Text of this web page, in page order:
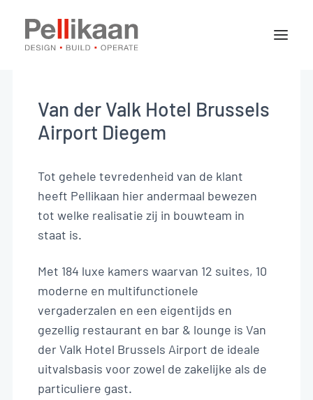
Expertises
Projecten
Contact
Vacatures
BE-NL
Van der Valk Hotel Brussels
Airport Diegem
Tot gehele tevredenheid van de klant
heeft Pellikaan hier andermaal bewezen
tot welke realisatie zij in bouwteam in
staat is.
Met 184 luxe kamers waarvan 12 suites, 10
moderne en multifunctionele
vergaderzalen en een eigentijds en
gezellig restaurant en bar & lounge is Van
der Valk Hotel Brussels Airport de ideale
uitvalsbasis voor zowel de zakelijke als de
particuliere gast.